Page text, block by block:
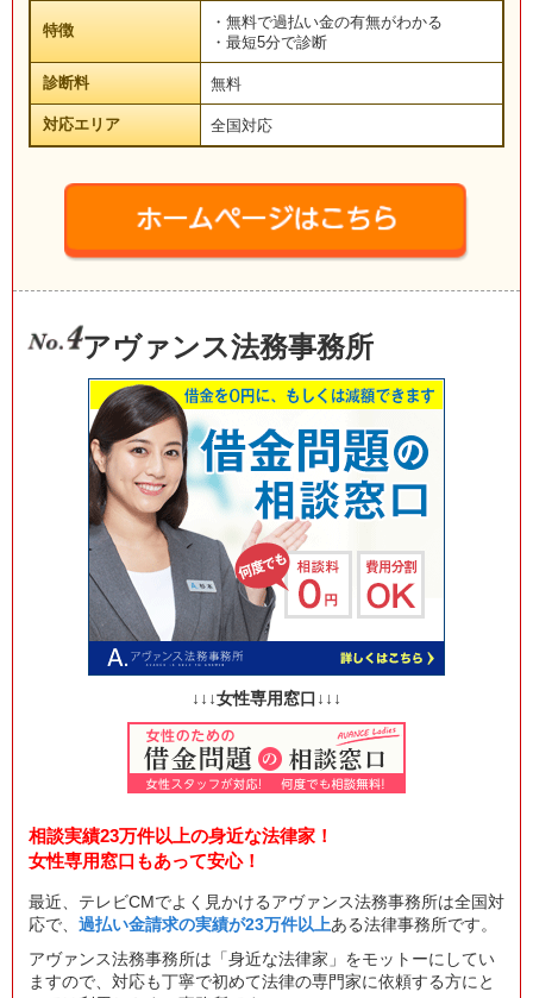
特徴
・無料で過払い金の有無がわかる
・最短5分で診断
診断料 無料
対応エリア 全国対応
アヴァンス法務事務所
↓↓↓女性専用窓口↓↓↓
相談実績23万件以上の身近な法律家！
女性専用窓口もあって安心！
最近、テレビCMでよく見かけるアヴァンス法務事務所は全国対
応で、 過払い金請求の実績が23万件以上ある法律事務所です。
アヴァンス法務事務所は「身近な法律家」をモットーにしてい
ますので、対応も丁寧で初めて法律の専門家に依頼する方にと